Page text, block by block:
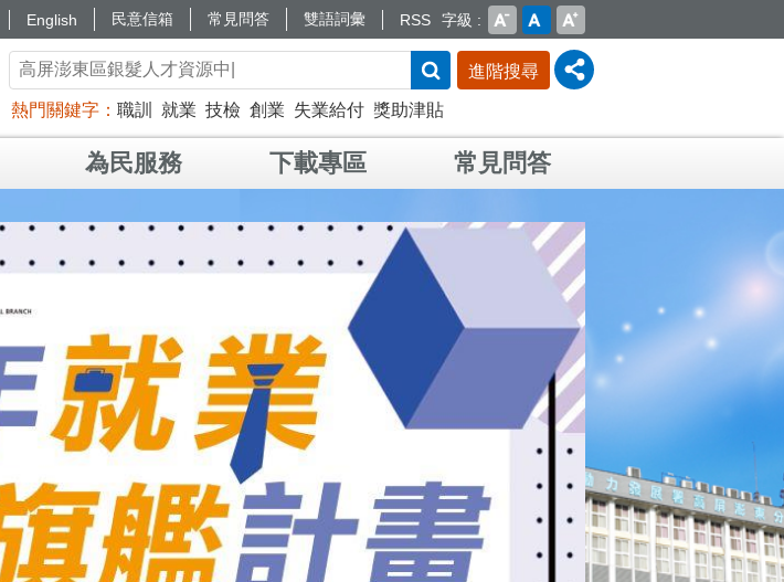
English 民意信箱 常見問答 雙語詞彙 RSS 字級
進階搜尋
熱門關鍵字 職訓 就業 技檢 創業 失業給付 獎助津貼
為民服務 下載專區 常見問答